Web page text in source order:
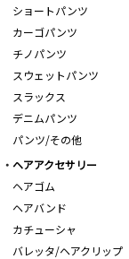
ショートパンツ
カーゴパンツ
チノパンツ
スウェットパンツ
スラックス
デニムパンツ
パンツ/その他
ヘアアクセサリー
ヘアゴム
ヘアバンド
カチューシャ
バレッタ/ヘアクリップ